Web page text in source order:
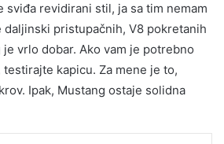
sviđa revidirani stil, ja sa tim nemam
daljinski pristupačnih, V8 pokretanih
je vrlo dobar. Ako vam je potrebno
kapicu. Za mene je to,
Ipak, Mustang ostaje solidna